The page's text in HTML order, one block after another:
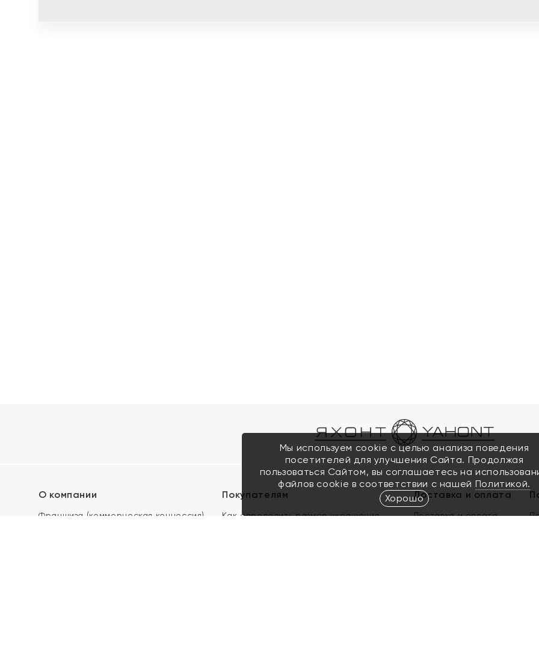
О компании
Франшиза (коммерческая концессия)
Покупателям
Как определить размер украшения
Доставка и оплата
Доставка и оплата
Мы используем cookie с целью анализа поведения
посетителей для улучшения Сайта. Продолжая
пользоваться Сайтом, вы соглашаетесь на
файлов cookie в соответствии с нашей Политикой.
Хорошо